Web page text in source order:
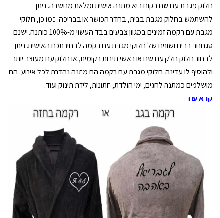
חלוק מגבת עם שם רקום היא מתנה אישית ומלאת מחשבה. ניתן
להשתמש בחלוק מגבת בבית, בחדר הכושר או בבריכה. כמו כן, חלוקי
מגבת עם רקמה זמינים במגוון צבעים בבד העשוי מ-100% כותנה. ישנם
סגנונות רבים ושונים של חלוקי מגבת עם רקמה לבחירתכם האישית. ניתן
לבחור חלוק חלק עם שם או ראשי תיבות רקומים, או חלוק עם מעוצב יותר
ולהוסיף לו עדינה. חלוקי מגבת עם רקמה הם מתנה נהדרת לכל אירוע. הם
מושלמים כמתנה לחגים, ימי הולדת, חתונות, לידת תינוק ועוד.
קרא עוד